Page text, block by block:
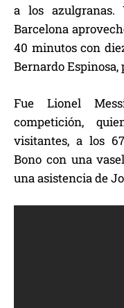
a los
Barcelona
40 minutos con
Bernardo
Fue Lionel
competición,
visitantes, a los
Bono con una
una asistencia de